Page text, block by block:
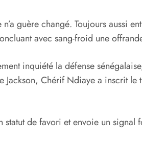
guère changé. Toujours aussi
avec sang-froid une
inquiété la défense
Chérif Ndiaye a inscrit
de favori et envoie un